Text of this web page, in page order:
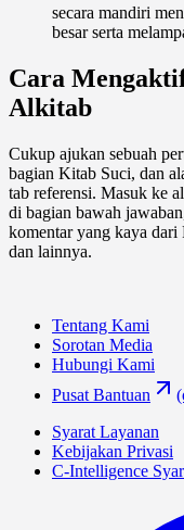
secara mandiri
besar serta
Cara
Alkitab
Cukup ajukan sebuah
bagian Kitab Suci, dan
tab referensi. Masuk ke
di bagian bawah
komentar yang kaya dari
dan lainnya.
Tentang Kami
Sorotan Media
Hubungi Kami
Pusat Bantuan
Syarat Layanan
Kebijakan Privasi
C-Intelligence